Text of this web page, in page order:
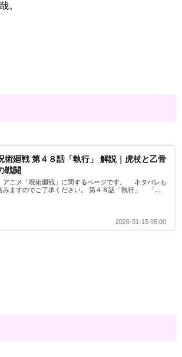
。
術廻戦 第４８話「執行」 解説｜虎杖と乙骨
戦闘
アニメ「呪術廻戦」に関するページです。 ネタバレも
みますのでご了承ください。 第４８話「執行」 「...
2026-01-15 05:00